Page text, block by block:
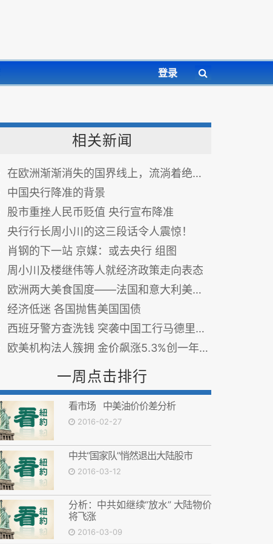
登录
相关新闻
在欧洲渐渐消失的国界线上，流淌着绝美的和平景象
中国央行降准的背景
股市重挫人民币贬值 央行宣布降准
央行行长周小川的这三段话令人震惊！
肖钢的下一站 京媒：或去央行 组图
周小川及楼继伟等人就经济政策走向表态
欧洲两大美食国度——法国和意大利美食细数
经济低迷 各国抛售美国国债
西班牙警方查洗钱 突袭中国工行马德里分行
欧美机构法人簇拥 金价飙涨5.3%创一年新高
一周点击排行
看市场 中美油价价差分析
2016-02-27
中共“国家队”悄然退出大陆股市
2016-03-12
分析：中共如继续“放水” 大陆物价
将飞涨
2016-03-09